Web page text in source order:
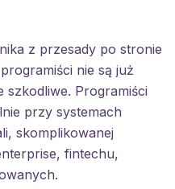
z przesady po stronie
nie są już
Programiści
przy systemach
skomplikowanej
fintechu,